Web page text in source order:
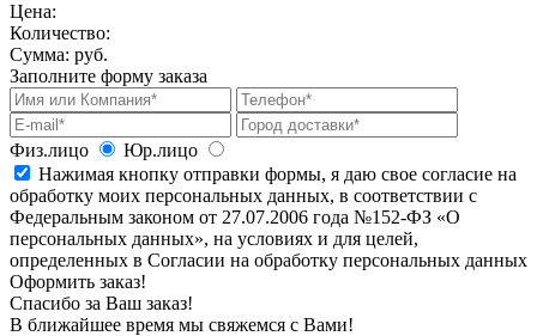
Цена:
Количество:
Сумма: руб.
Заполните форму заказа
Физ.лицо
Юр.лицо
Нажимая кнопку отправки формы, я даю свое согласие на
обработку моих персональных данных, в соответствии с
Федеральным законом от 27.07.2006 года №152-ФЗ «О
персональных данных», на условиях и для целей,
определенных в Согласии на обработку персональных данных
Оформить заказ!
Спасибо за Ваш заказ!
В ближайшее время мы свяжемся с Вами!